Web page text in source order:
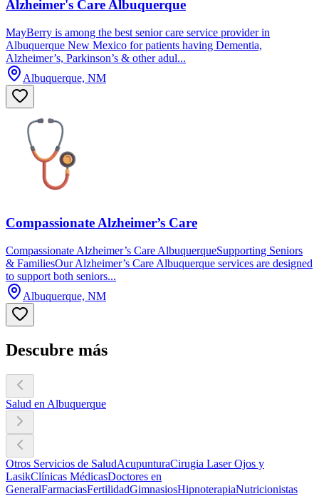
Alzheimer's Care Albuquerque
MayBerry is among the best senior care service provider in
Albuquerque New Mexico for patients having Dementia,
Alzheimer’s, Parkinson’s & other adul...
Albuquerque, NM
Compassionate Alzheimer’s Care
Compassionate Alzheimer’s Care AlbuquerqueSupporting Seniors
& FamiliesOur Alzheimer’s Care Albuquerque services are designed
to support both seniors...
Albuquerque, NM
Descubre más
Salud en Albuquerque
Otros Servicios de SaludAcupunturaCirugia Laser Ojos y
LasikClínicas MédicasDoctores en
GeneralFarmaciasFertilidadGimnasiosHipnoterapiaNutricionistas